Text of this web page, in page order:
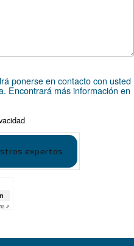
a
de